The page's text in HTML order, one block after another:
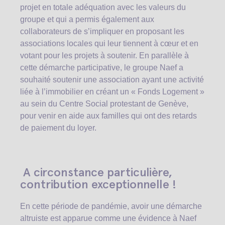
projet en totale adéquation avec les valeurs du
groupe et qui a permis également aux
collaborateurs de s’impliquer en proposant les
associations locales qui leur tiennent à cœur et en
votant pour les projets à soutenir. En parallèle à
cette démarche participative, le groupe Naef a
souhaité soutenir une association ayant une activité
liée à l’immobilier en créant un « Fonds Logement »
au sein du Centre Social protestant de Genève,
pour venir en aide aux familles qui ont des retards
de paiement du loyer.
A circonstance particulière,
contribution exceptionnelle !
En cette période de pandémie, avoir une démarche
altruiste est apparue comme une évidence à Naef